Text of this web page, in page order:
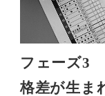
フェーズ3
格差が生ま